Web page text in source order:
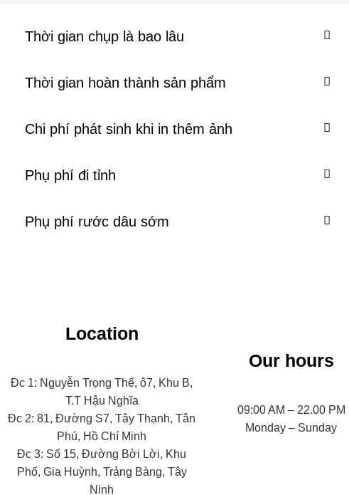
Thời gian chụp là bao lâu
Thời gian hoàn thành sản phẩm
Chi phí phát sinh khi in thêm ảnh
Phụ phí đi tỉnh
Phụ phí rước dâu sớm
Location
Đc 1: Nguyễn Trọng Thế, ô7, Khu B,
T.T Hậu Nghĩa
Đc 2: 81, Đường S7, Tây Thạnh, Tân
Phú, Hồ Chí Minh
Đc 3: Số 15, Đường Bời Lời, Khu
Phố, Gia Huỳnh, Trảng Bàng, Tây
Ninh
Our hours
09:00 AM – 22.00 PM
Monday – Sunday